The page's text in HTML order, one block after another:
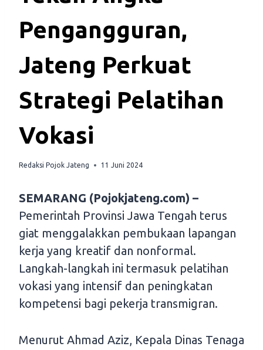
Pengangguran,
Jateng Perkuat
Strategi Pelatihan
Vokasi
Redaksi Pojok Jateng 11 Juni 2024
SEMARANG (Pojokjateng.com) –
Pemerintah Provinsi Jawa Tengah terus
giat menggalakkan pembukaan lapangan
kerja yang kreatif dan nonformal.
Langkah-langkah ini termasuk pelatihan
vokasi yang intensif dan peningkatan
kompetensi bagi pekerja transmigran.
Menurut Ahmad Aziz, Kepala Dinas Tenaga